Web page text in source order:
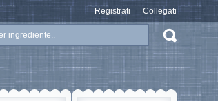
Registrati Collegati